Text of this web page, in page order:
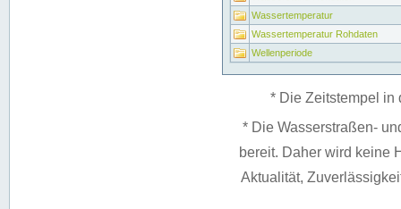
Wassertemperatur
Wassertemperatur Rohdaten
Wellenperiode
* Die Zeitstempel in
* Die Wasserstraßen-
bereit. Daher wird keine
Aktualität,